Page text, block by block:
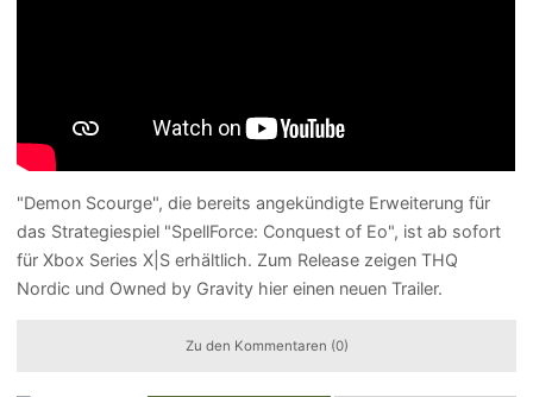
"Demon Scourge", die bereits angekündigte Erweiterung für
das Strategiespiel "SpellForce: Conquest of Eo", ist ab sofort
für Xbox Series X|S erhältlich. Zum Release zeigen THQ
Nordic und Owned by Gravity hier einen neuen Trailer.
Zu den Kommentaren (0)